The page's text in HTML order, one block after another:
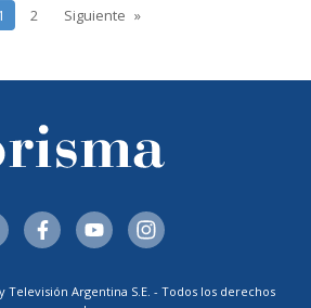
2 Siguiente
Televisión Argentina S.E. - Todos los derechos